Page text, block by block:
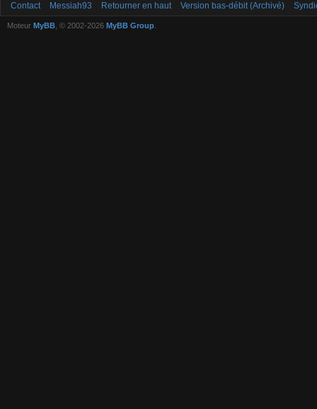
Contact Messiah93 Retourner en haut Version bas-débit (Archivé)
Moteur MyBB , © 2002-2026 MyBB Group